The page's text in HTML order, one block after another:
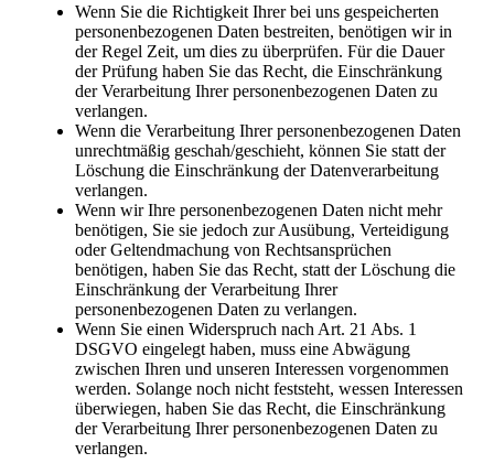
Wenn Sie die Richtigkeit Ihrer bei uns gespeicherten
personenbezogenen Daten bestreiten, benötigen wir in
der Regel Zeit, um dies zu überprüfen. Für die Dauer
der Prüfung haben Sie das Recht, die Einschränkung
der Verarbeitung Ihrer personenbezogenen Daten zu
verlangen.
Wenn die Verarbeitung Ihrer personenbezogenen Daten
unrechtmäßig geschah/geschieht, können Sie statt der
Löschung die Einschränkung der Datenverarbeitung
verlangen.
Wenn wir Ihre personenbezogenen Daten nicht mehr
benötigen, Sie sie jedoch zur Ausübung, Verteidigung
oder Geltendmachung von Rechtsansprüchen
benötigen, haben Sie das Recht, statt der Löschung die
Einschränkung der Verarbeitung Ihrer
personenbezogenen Daten zu verlangen.
Wenn Sie einen Widerspruch nach Art. 21 Abs. 1
DSGVO eingelegt haben, muss eine Abwägung
zwischen Ihren und unseren Interessen vorgenommen
werden. Solange noch nicht feststeht, wessen Interessen
überwiegen, haben Sie das Recht, die Einschränkung
der Verarbeitung Ihrer personenbezogenen Daten zu
verlangen.